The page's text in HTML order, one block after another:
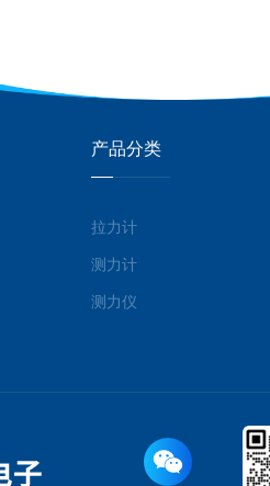
产品分类
拉力计
测力计
测力仪